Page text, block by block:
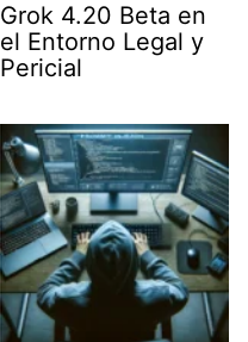
Grok 4.20 Beta en
el Entorno Legal y
Pericial